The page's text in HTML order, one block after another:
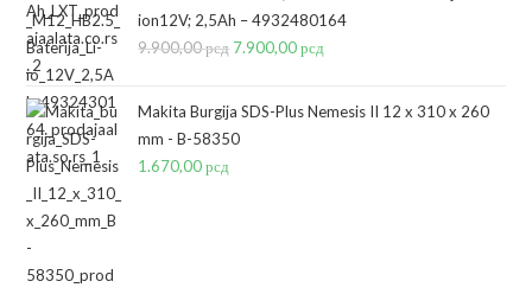
bila:
13.990,00 рсд.
11.690,00 рсд.
ion12V; 2,5Ah – 4932480164
9.900,00рсд Originalna
je
bila:
7.900,00рсд
je:
Makita Burgija SDS-Plus Nemesis II 12 x 310 x 260
mm - B-58350
1.670,00рсд